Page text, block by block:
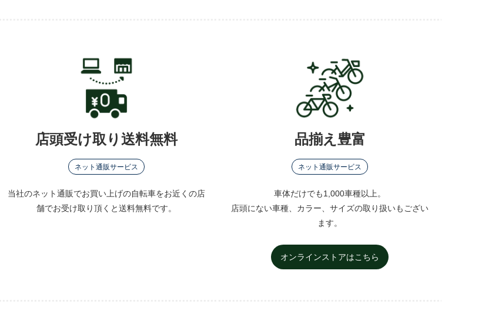
店頭受け取り送料無料
ネット通販サービス
当社のネット通販でお買い上げの自転車をお近くの店
舗でお受け取り頂くと送料無料です。
品揃え豊富
ネット通販サービス
車体だけでも1,000車種以上。
店頭にない車種、カラー、サイズの取り扱いもござい
ます。
オンラインストアはこちら